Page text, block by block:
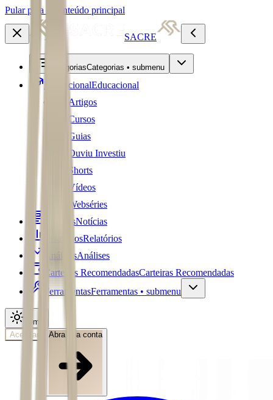
Pular para o conteúdo principal
SACRE
CategoriasCategorias • submenu
EducacionalEducacional
Artigos
Cursos
Guias
Ouviu Investiu
Shorts
Vídeos
Webséries
NotíciasNotícias
RelatóriosRelatórios
AnálisesAnálises
Carteiras RecomendadasCarteiras Recomendadas
FerramentasFerramentas • submenu
Tema
Acessar
Abra sua conta